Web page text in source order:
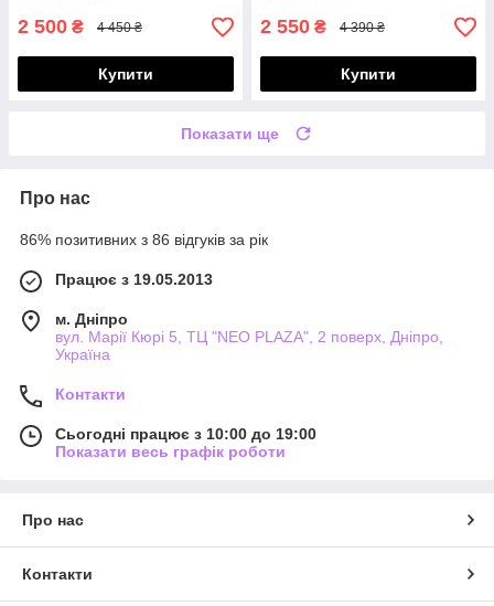
2 500 ₴ 4 450 ₴
Купити
2 550 ₴ 4 390 ₴
Купити
Показати ще
Про нас
86% позитивних з 86 відгуків за рік
Працює з 19.05.2013
м. Дніпро
вул. Марії Кюрі 5, ТЦ "NEO PLAZA", 2 поверх, Дніпро,
Україна
Контакти
Сьогодні працює з 10:00 до 19:00
Показати весь графік роботи
Про нас
Контакти